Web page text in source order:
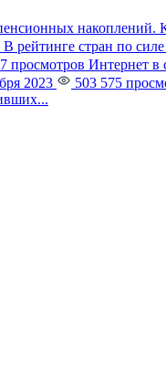
накоплений.
В рейтинге стран по
просмотров Интернет в
2023 503 575